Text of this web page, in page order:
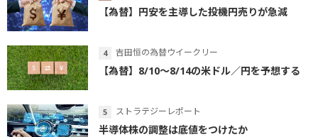
【為替】円安を主導した投機円売りが急減
吉田恒の為替ウイークリー
【為替】8/10～8/14の米ドル／円を予想する
ストラテジーレポート
半導体株の調整は底値をつけたか